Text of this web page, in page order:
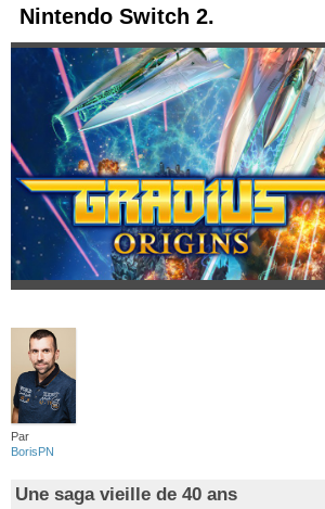
Nintendo Switch 2.
Par
BorisPN
Une saga vieille de 40 ans